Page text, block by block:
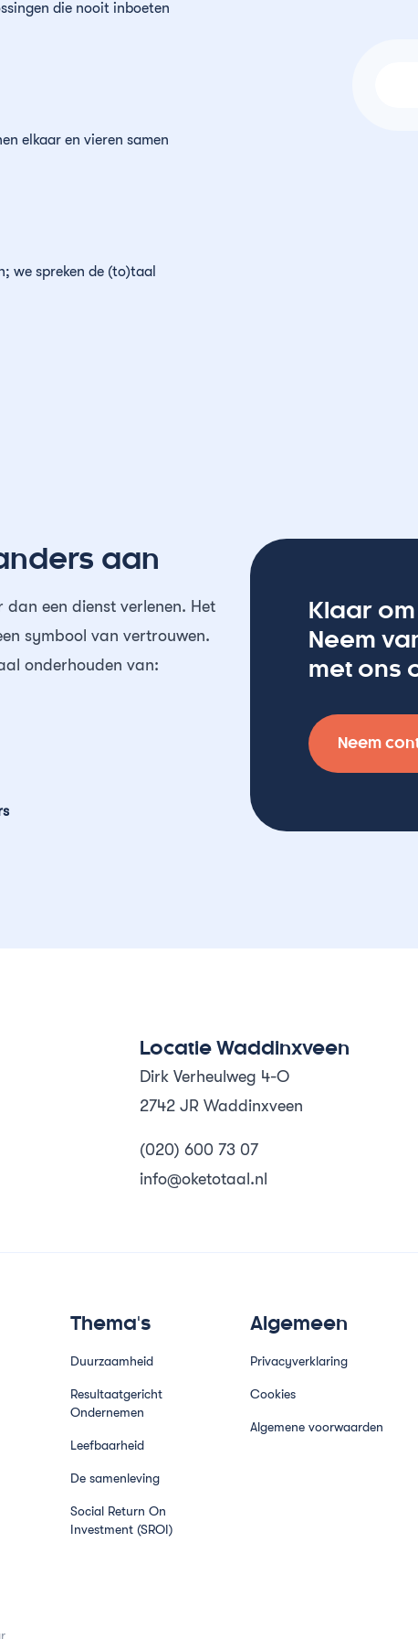
die nooit inboeten
elkaar en vieren samen
we spreken de (to)taal
aan
dan een dienst verlenen. Het
symbool van vertrouwen.
onderhouden van:
Klaar
Neem
met ons
Neem
Locatie Waddinxveen
Dirk Verheulweg 4-O
2742 JR Waddinxveen
(020) 600 73 07
info@oketotaal.nl
Thema's
Duurzaamheid
Resultaatgericht
Ondernemen
Leefbaarheid
De samenleving
Social Return On
Investment (SROI)
Algemeen
Privacyverklaring
Cookies
Algemene voorwaarden